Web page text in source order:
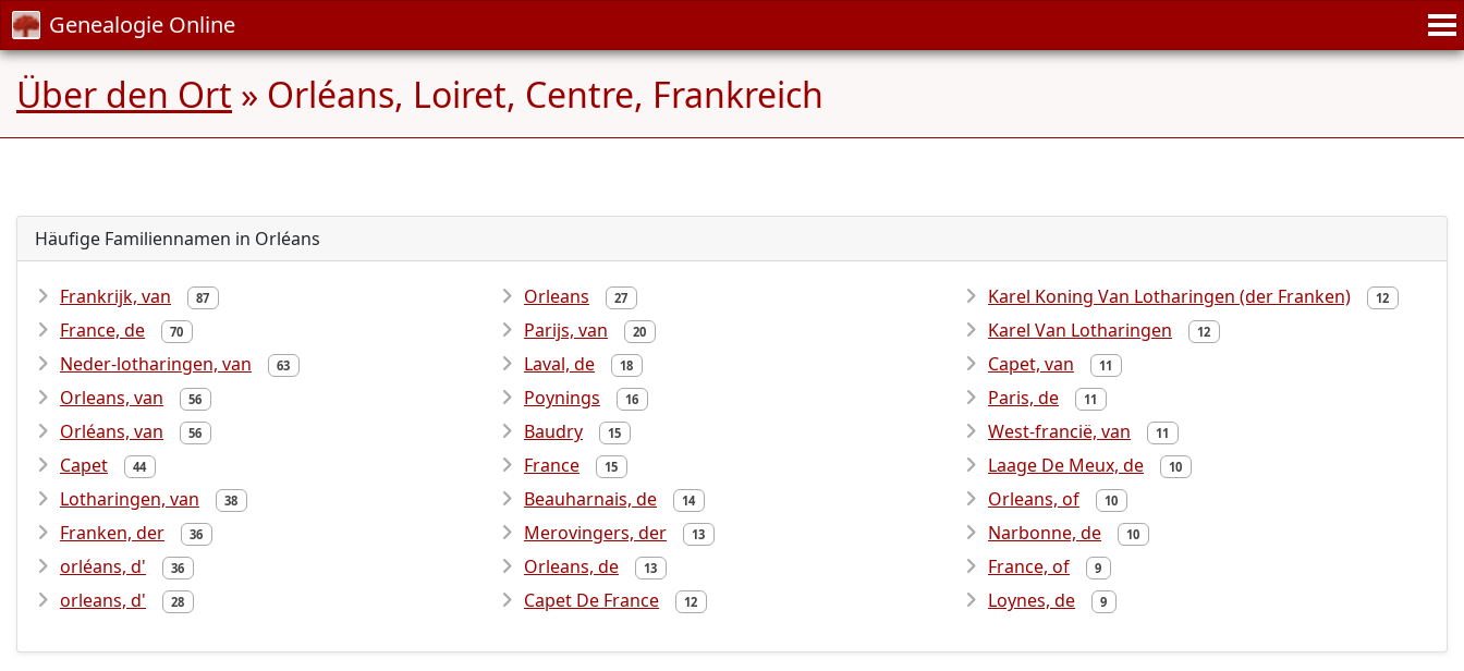
Genealogie Online
Über den Ort » Orléans, Loiret, Centre, Frankreich
Häufige Familiennamen in Orléans
Frankrijk, van 87
France, de 70
Neder-lotharingen, van 63
Orleans, van 56
Orléans, van 56
Capet 44
Lotharingen, van 38
Franken, der 36
orléans, d' 36
orleans, d' 28
Orleans 27
Parijs, van 20
Laval, de 18
Poynings 16
Baudry 15
France 15
Beauharnais, de 14
Merovingers, der 13
Orleans, de 13
Capet De France 12
Karel Koning Van Lotharingen (der Franken) 12
Karel Van Lotharingen 12
Capet, van 11
Paris, de 11
West-francië, van 11
Laage De Meux, de 10
Orleans, of 10
Narbonne, de 10
France, of 9
Loynes, de 9